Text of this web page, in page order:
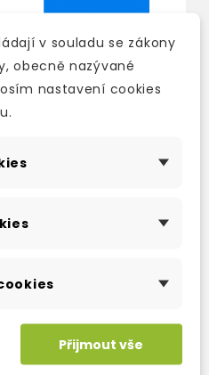
MATURITA
SOLUTIONS
3-5 dní
v souladu se zákony
obecně nazývané
nastavení cookies
Přijmout vše